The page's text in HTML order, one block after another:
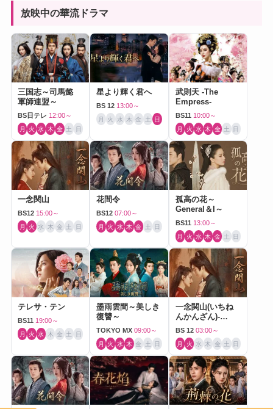
放映中の華流ドラマ
三国志～司馬懿
軍師連盟～
BS日テレ 12:00～
月 火 水 木 金 土 日
星より輝く君へ
BS 12 13:00～
月 火 水 木 金 土 日
武則天 -The
Empress-
BS11 10:00～
月 火 水 木 金 土 日
一念関山
BS12 15:00～
月 火 水 木 金 土 日
花間令
BS12 07:00～
月 火 水 木 金 土 日
孤高の花～
General＆I～
BS11 13:00～
月 火 水 木 金 土 日
テレサ・テン
BS11 19:00～
月 火 水 木 金 土 日
墨雨雲間～美しき
復讐～
TOKYO MX 09:00～
月 火 水 木 金 土 日
一念関山(いちね
んかんざん)-
Journey to Love-
BS 12 03:00～
月 火 水 木 金 土 日